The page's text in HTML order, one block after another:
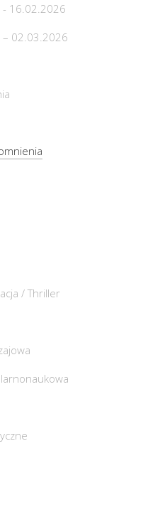
- 16.02.2026
– 02.03.2026
/ Thriller